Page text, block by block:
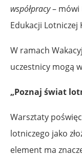
współpracy– mówi
Edukacji
W ramach
uczestnicy mogą
„Poznaj świat
Warsztaty
lotniczego jako
element ma